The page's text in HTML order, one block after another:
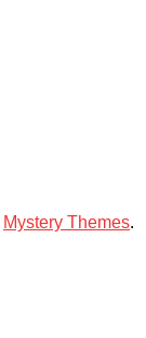
Mystery Themes.